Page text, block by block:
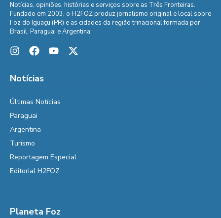
Notícias, opiniões, histórias e serviços sobre as Três Fronteiras.
Fundado em 2003, o H2FOZ produz jornalismo original e local sobre
Foz do Iguaçu (PR) e as cidades da região trinacional formada por
Brasil, Paraguai e Argentina.
Notícias
Últimas Notícias
Paraguai
Argentina
Turismo
Reportagem Especial
Editorial H2FOZ
Planeta Foz